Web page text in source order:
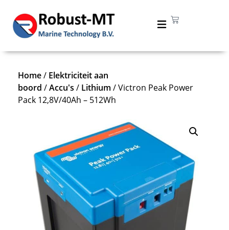
Home/ Elektriciteit aan
boord /Accu's / Lithium / Victron Peak Power
Pack 12,8V/40Ah – 512Wh